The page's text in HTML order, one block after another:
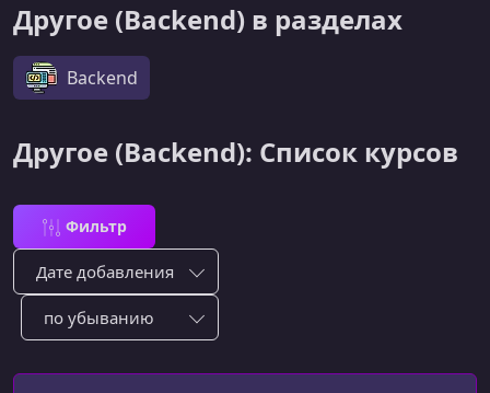
Другое (Backend) в разделах
Backend
Другое (Backend): Список курсов
Фильтр
Сортировка по:
Сотировать по: